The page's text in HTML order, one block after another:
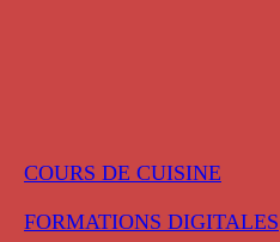
COURS DE CUISINE
FORMATIONS DIGITALES